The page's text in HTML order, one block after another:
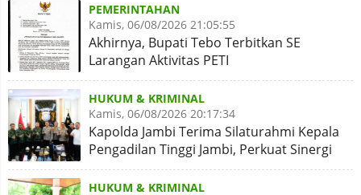
PEMERINTAHAN
Kamis, 06/08/2026 21:05:55
Akhirnya, Bupati Tebo Terbitkan SE
Larangan Aktivitas PETI
HUKUM & KRIMINAL
Kamis, 06/08/2026 20:17:34
Kapolda Jambi Terima Silaturahmi Kepala
Pengadilan Tinggi Jambi, Perkuat Sinergi
Antar Lembaga
HUKUM & KRIMINAL